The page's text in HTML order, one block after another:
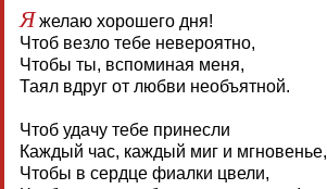
Яжелаю хорошего дня!
Чтоб везло тебе невероятно,
Чтобы ты, вспоминая меня,
Таял вдруг от любви необъятной.
Чтоб удачу тебе принесли
Каждый час, каждый миг и мгновенье,
Чтобы в сердце фиалки цвели,